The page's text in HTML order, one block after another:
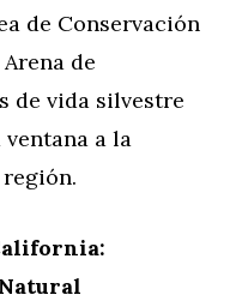
de Conservación
de
de vida silvestre
a la